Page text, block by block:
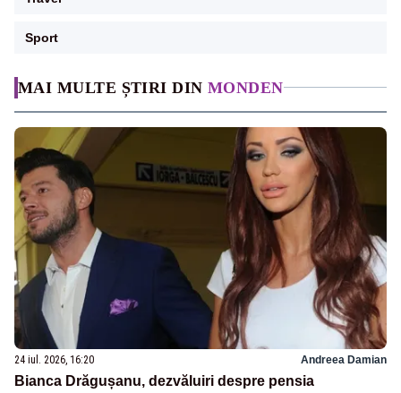
MAI MULTE ȘTIRI DIN MONDEN
24 iul. 2026, 16:20 Andreea Damian
Bianca Drăgușanu, dezvăluiri despre pensia
Sport